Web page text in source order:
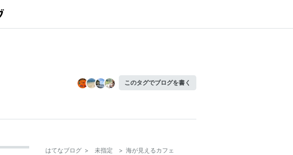
このタグでブログを書く
はてなブログ > 未指定 > 海が見えるカフェ